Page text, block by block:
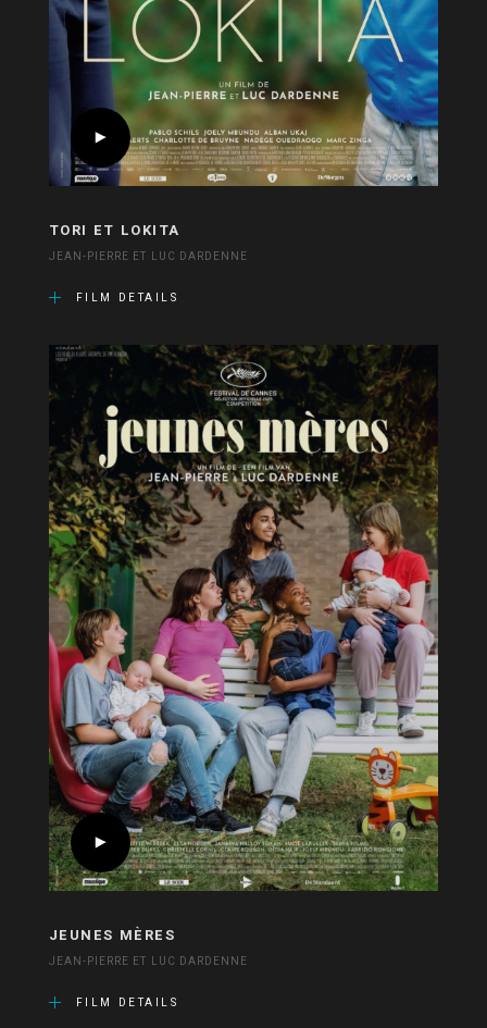
TORI ET LOKITA
JEAN-PIERRE ET LUC DARDENNE
FILM DETAILS
JEUNES MÈRES
JEAN-PIERRE ET LUC DARDENNE
FILM DETAILS